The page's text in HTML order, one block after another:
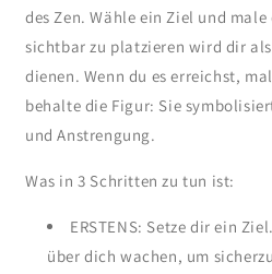
des Zen. Wähle ein Ziel und male
sichtbar zu platzieren wird dir
dienen. Wenn du es erreichst,
behalte die Figur: Sie
und Anstrengung.
Was in 3 Schritten zu tun ist:
ERSTENS: Setze dir ein
über dich wachen, um